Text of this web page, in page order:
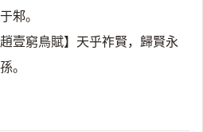
邾。
壹窮鳥賦】天乎祚賢，歸賢永
。